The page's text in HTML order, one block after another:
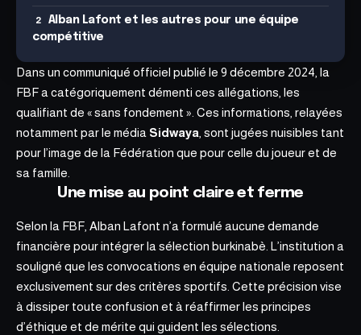
Alban Lafont et les autres pour une équipe
compétitive
Dans un communiqué officiel publié le 9 décembre 2024, la
FBF a catégoriquement démenti ces allégations, les
qualifiant de « sans fondement ». Ces informations, relayées
notamment par le média Sidwaya , sont jugées nuisibles tant
pour l’image de la Fédération que pour celle du joueur et de
sa famille.
Une mise au point claire et ferme
Selon la FBF, Alban Lafont n’a formulé aucune demande
financière pour intégrer la sélection burkinabè. L’institution a
souligné que les convocations en équipe nationale reposent
exclusivement sur des critères sportifs. Cette précision vise
à dissiper toute confusion et à réaffirmer les principes
d’éthique et de mérite qui guident les sélections.